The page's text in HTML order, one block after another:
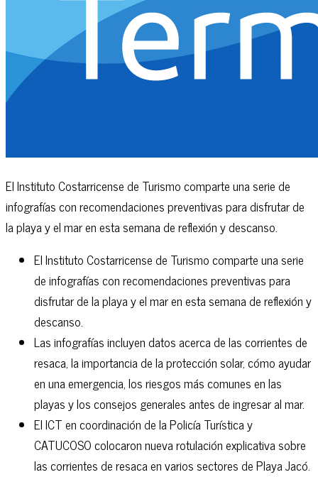
El Instituto Costarricense de Turismo comparte una serie de
infografías con recomendaciones preventivas para disfrutar de
la playa y el mar en esta semana de reflexión y descanso.
El Instituto Costarricense de Turismo comparte una serie
de infografías con recomendaciones preventivas para
disfrutar de la playa y el mar en esta semana de reflexión y
descanso.
Las infografías incluyen datos acerca de las corrientes de
resaca, la importancia de la protección solar, cómo ayudar
en una emergencia, los riesgos más comunes en las
playas y los consejos generales antes de ingresar al mar.
El ICT en coordinación de la Policía Turística y
CATUCOSO colocaron nueva rotulación explicativa sobre
las corrientes de resaca en varios sectores de Playa Jacó.